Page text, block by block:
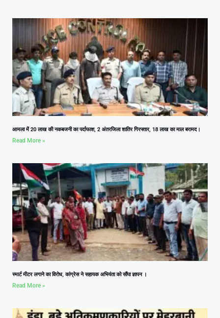
आमला में 20 लाख की नकबजनी का पर्दाफाश, 2 अंतरजिला शातिर गिरफ्तार, 18 लाख का माल बरामद।
Read More »
स्मार्ट मीटर लगाने का विरोध, कांग्रेस ने सहायक अभियंता को सौंपा ज्ञापन ।
Read More »